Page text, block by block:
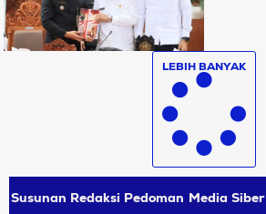
LEBIH BANYAK
Susunan Redaksi Pedoman Media Siber